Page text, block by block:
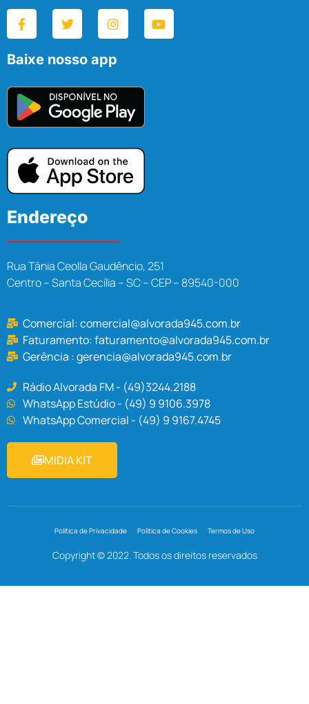
Baixe nosso app
Endereço
Rua Tânia Ceolla Gaudêncio, 251
Centro – Santa Cecília – SC – CEP – 89540-000
Comercial:comercial@alvorada945.com.br
Faturamento:faturamento@alvorada945.com.br
Gerência :gerencia@alvorada945.com.br
Rádio Alvorada FM - (49)3244.2188
WhatsApp Estúdio - (49) 9 9106.3978
WhatsApp Comercial - (49) 9 9167.4745
MIDIA KIT
Política de Privacidade Política de Cookies Termos de Uso
Copyright © 2022. Todos os direitos reservados